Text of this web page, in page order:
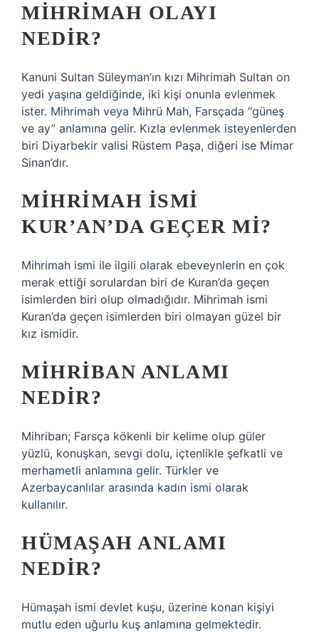
MIHRIMAH OLAYI
NEDIR?
Kanuni Sultan Süleyman’ın kızı Mihrimah Sultan on
yedi yaşına geldiğinde, iki kişi onunla evlenmek
ister. Mihrimah veya Mihrü Mah, Farsçada “güneş
ve ay” anlamına gelir. Kızla evlenmek isteyenlerden
biri Diyarbekir valisi Rüstem Paşa, diğeri ise Mimar
Sinan’dır.
MIHRIMAH ISMI
KUR’AN’DA GEÇER MI?
Mihrimah ismi ile ilgili olarak ebeveynlerin en çok
merak ettiği sorulardan biri de Kuran’da geçen
isimlerden biri olup olmadığıdır. Mihrimah ismi
Kuran’da geçen isimlerden biri olmayan güzel bir
kız ismidir.
MIHRIBAN ANLAMI
NEDIR?
Mihriban; Farsça kökenli bir kelime olup güler
yüzlü, konuşkan, sevgi dolu, içtenlikle şefkatli ve
merhametli anlamına gelir. Türkler ve
Azerbaycanlılar arasında kadın ismi olarak
kullanılır.
HÜMAŞAH ANLAMI
NEDIR?
Hümaşah ismi devlet kuşu, üzerine konan kişiyi
mutlu eden uğurlu kuş anlamına gelmektedir.